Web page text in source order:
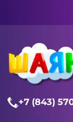
+7 (843)